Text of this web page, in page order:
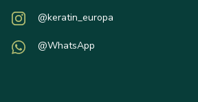
@keratin_europa
@WhatsApp